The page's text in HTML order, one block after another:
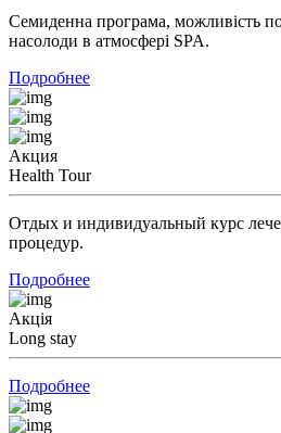
Семиденна програма, можливість
насолоди в атмосфері SPA.
Подробнее
Акция
Health Tour
Отдых и индивидуальный курс
процедур.
Подробнее
Акція
Long stay
Подробнее